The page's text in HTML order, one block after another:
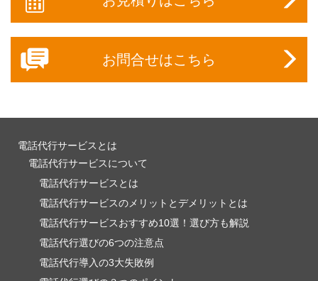
お問合せはこちら
電話代行サービスとは
電話代行サービスについて
電話代行サービスとは
電話代行サービスのメリットとデメリットとは
電話代行サービスおすすめ10選！選び方も解説
電話代行選びの6つの注意点
電話代行導入の3大失敗例